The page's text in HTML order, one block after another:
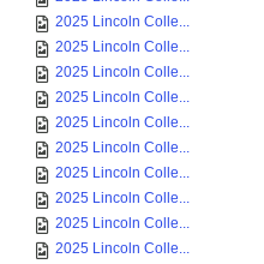
2025 Lincoln Colle...
2025 Lincoln Colle...
2025 Lincoln Colle...
2025 Lincoln Colle...
2025 Lincoln Colle...
2025 Lincoln Colle...
2025 Lincoln Colle...
2025 Lincoln Colle...
2025 Lincoln Colle...
2025 Lincoln Colle...